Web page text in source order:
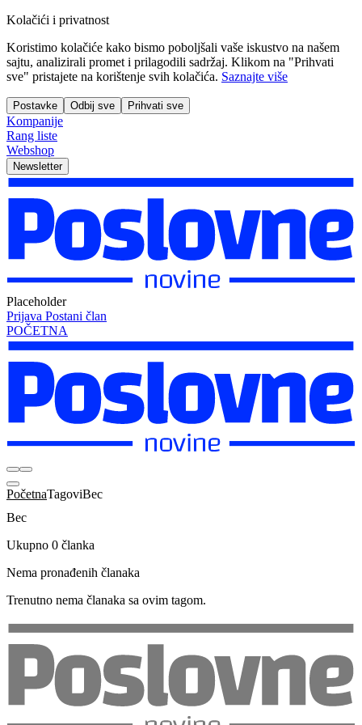
Kolačići i privatnost
Koristimo kolačiće kako bismo poboljšali vaše iskustvo na našem
sajtu, analizirali promet i prilagodili sadržaj. Klikom na "Prihvati
sve" pristajete na korištenje svih kolačića. Saznajte više
Postavke Odbij sve Prihvati sve
Kompanije
Rang liste
Webshop
Newsletter
Placeholder
Prijava Postani član
POČETNA
PočetnaTagoviBec
Bec
Ukupno 0 članka
Nema pronađenih članaka
Trenutno nema članaka sa ovim tagom.